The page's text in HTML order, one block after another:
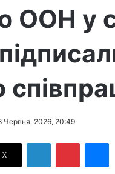
ООН у
Червня, 2026, 20:49
X